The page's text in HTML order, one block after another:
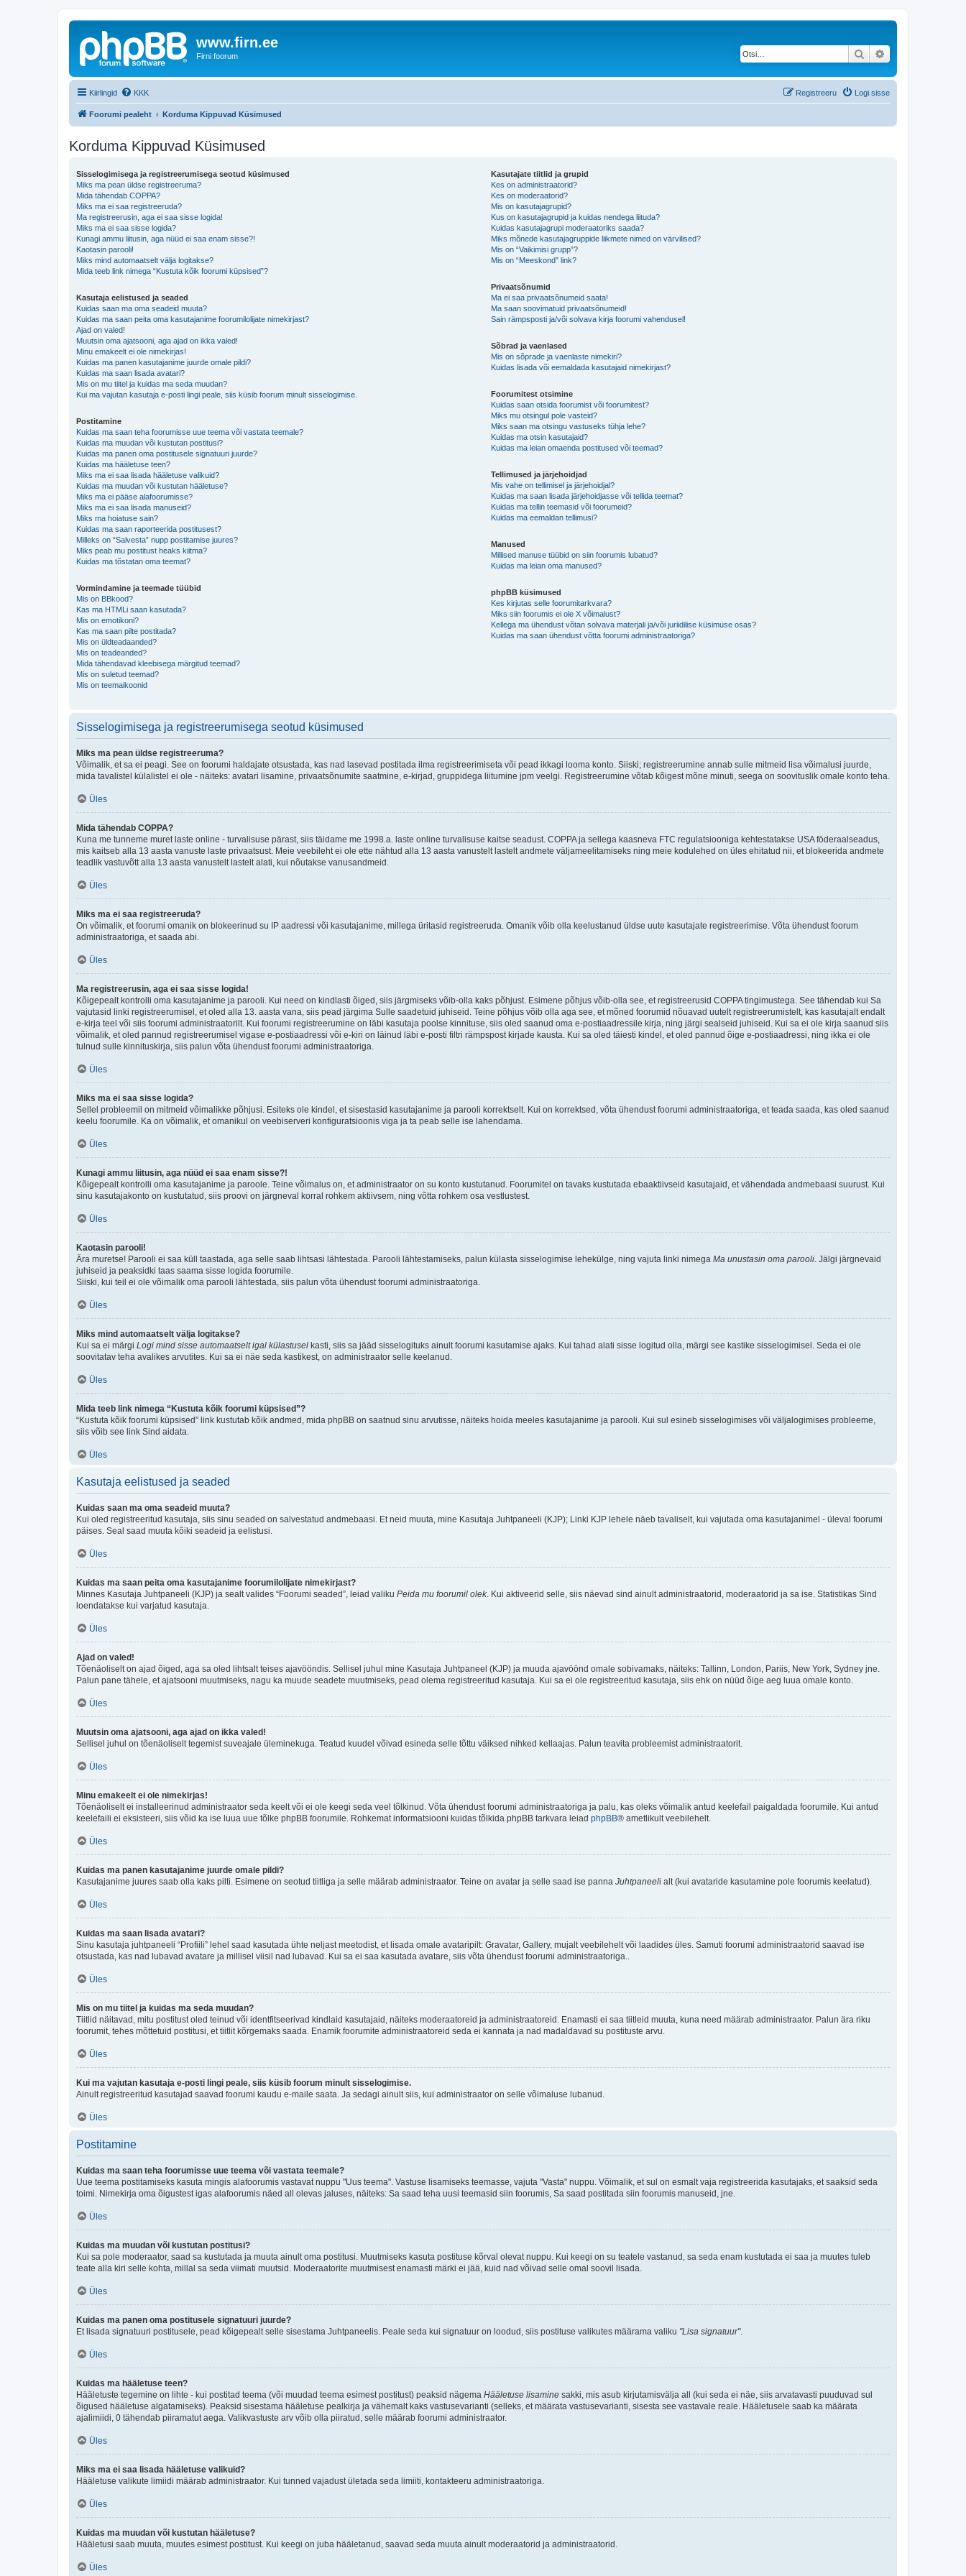
www.firn.ee
Firni foorum Otsi
Kiirlingid KKK Logi sisse
Registreeru
Foorumi pealeht Korduma Kippuvad Küsimused
Korduma Kippuvad Küsimused
Sisselogimisega ja registreerumisega seotud küsimused
Miks ma pean üldse registreeruma?
Mida tähendab COPPA?
Miks ma ei saa registreeruda?
Ma registreerusin, aga ei saa sisse logida!
Miks ma ei saa sisse logida?
Kunagi ammu liitusin, aga nüüd ei saa enam sisse?!
Kaotasin parooli!
Miks mind automaatselt välja logitakse?
Mida teeb link nimega “Kustuta kõik foorumi küpsised”?
Kasutaja eelistused ja seaded
Kuidas saan ma oma seadeid muuta?
Kuidas ma saan peita oma kasutajanime foorumilolijate nimekirjast?
Ajad on valed!
Muutsin oma ajatsooni, aga ajad on ikka valed!
Minu emakeelt ei ole nimekirjas!
Kuidas ma panen kasutajanime juurde omale pildi?
Kuidas ma saan lisada avatari?
Mis on mu tiitel ja kuidas ma seda muudan?
Kui ma vajutan kasutaja e-posti lingi peale, siis küsib foorum minult sisselogimise.
Postitamine
Kuidas ma saan teha foorumisse uue teema või vastata teemale?
Kuidas ma muudan või kustutan postitusi?
Kuidas ma panen oma postitusele signatuuri juurde?
Kuidas ma hääletuse teen?
Miks ma ei saa lisada hääletuse valikuid?
Kuidas ma muudan või kustutan hääletuse?
Miks ma ei pääse alafoorumisse?
Miks ma ei saa lisada manuseid?
Miks ma hoiatuse sain?
Kuidas ma saan raporteerida postitusest?
Milleks on “Salvesta” nupp postitamise juures?
Miks peab mu postitust heaks kiitma?
Kuidas ma tõstatan oma teemat?
Vormindamine ja teemade tüübid
Mis on BBkood?
Kas ma HTMLi saan kasutada?
Mis on emotikoni?
Kas ma saan pilte postitada?
Mis on üldteadaanded?
Mis on teadeanded?
Mida tähendavad kleebisega märgitud teemad?
Mis on suletud teemad?
Mis on teemaikoonid
Kasutajate tiitlid ja grupid
Kes on administraatorid?
Kes on moderaatorid?
Mis on kasutajagrupid?
Kus on kasutajagrupid ja kuidas nendega liituda?
Kuidas kasutajagrupi moderaatoriks saada?
Miks mõnede kasutajagruppide liikmete nimed on värvilised?
Mis on “Vaikimisi grupp”?
Mis on “Meeskond” link?
Privaatsõnumid
Ma ei saa privaatsõnumeid saata!
Ma saan soovimatuid privaatsõnumeid!
Sain rämpsposti ja/või solvava kirja foorumi vahendusel!
Sõbrad ja vaenlased
Mis on sõprade ja vaenlaste nimekiri?
Kuidas lisada või eemaldada kasutajaid nimekirjast?
Foorumitest otsimine
Kuidas saan otsida foorumist või foorumitest?
Miks mu otsingul pole vasteid?
Miks saan ma otsingu vastuseks tühja lehe?
Kuidas ma otsin kasutajaid?
Kuidas ma leian omaenda postitused või teemad?
Tellimused ja järjehoidjad
Mis vahe on tellimisel ja järjehoidjal?
Kuidas ma saan lisada järjehoidjasse või tellida teemat?
Kuidas ma tellin teemasid või foorumeid?
Kuidas ma eemaldan tellimusi?
Manused
Millised manuse tüübid on siin foorumis lubatud?
Kuidas ma leian oma manused?
phpBB küsimused
Kes kirjutas selle foorumitarkvara?
Miks siin foorumis ei ole X võimalust?
Kellega ma ühendust võtan solvava materjali ja/või juriidilise küsimuse osas?
Kuidas ma saan ühendust võtta foorumi administraatoriga?
Sisselogimisega ja registreerumisega seotud küsimused
Miks ma pean üldse registreeruma?
Võimalik, et sa ei peagi. See on foorumi haldajate otsustada, kas nad lasevad postitada ilma registreerimiseta või pead ikkagi looma konto. Siiski; registreerumine annab sulle mitmeid lisa võimalusi juurde,
mida tavalistel külalistel ei ole - näiteks: avatari lisamine, privaatsõnumite saatmine, e-kirjad, gruppidega liitumine jpm veelgi. Registreerumine võtab kõigest mõne minuti, seega on soovituslik omale konto teha.
Üles
Mida tähendab COPPA?
Kuna me tunneme muret laste online - turvalisuse pärast, siis täidame me 1998.a. laste online turvalisuse kaitse seadust. COPPA ja sellega kaasneva FTC regulatsiooniga kehtestatakse USA föderaalseadus,
mis kaitseb alla 13 aasta vanuste laste privaatsust. Meie veebileht ei ole ette nähtud alla 13 aasta vanustelt lastelt andmete väljameelitamiseks ning meie kodulehed on üles ehitatud nii, et blokeerida andmete
teadlik vastuvõtt alla 13 aasta vanustelt lastelt alati, kui nõutakse vanusandmeid.
Üles
Miks ma ei saa registreeruda?
On võimalik, et foorumi omanik on blokeerinud su IP aadressi või kasutajanime, millega üritasid registreeruda. Omanik võib olla keelustanud üldse uute kasutajate registreerimise. Võta ühendust foorum
administraatoriga, et saada abi.
Üles
Ma registreerusin, aga ei saa sisse logida!
Kõigepealt kontrolli oma kasutajanime ja parooli. Kui need on kindlasti õiged, siis järgmiseks võib-olla kaks põhjust. Esimene põhjus võib-olla see, et registreerusid COPPA tingimustega. See tähendab kui Sa
vajutasid linki registreerumisel, et oled alla 13. aasta vana, siis pead järgima Sulle saadetuid juhiseid. Teine põhjus võib olla aga see, et mõned foorumid nõuavad uutelt registreerumistelt, kas kasutajalt endalt
e-kirja teel või siis foorumi administraatorilt. Kui foorumi registreerumine on läbi kasutaja poolse kinnituse, siis oled saanud oma e-postiaadressile kirja, ning järgi sealseid juhiseid. Kui sa ei ole kirja saanud siis
võimalik, et oled pannud registreerumisel vigase e-postiaadressi või e-kiri on läinud läbi e-posti filtri rämpspost kirjade kausta. Kui sa oled täiesti kindel, et oled pannud õige e-postiaadressi, ning ikka ei ole
tulnud sulle kinnituskirja, siis palun võta ühendust foorumi administraatoriga.
Üles
Miks ma ei saa sisse logida?
Sellel probleemil on mitmeid võimalikke põhjusi. Esiteks ole kindel, et sisestasid kasutajanime ja parooli korrektselt. Kui on korrektsed, võta ühendust foorumi administraatoriga, et teada saada, kas oled saanud
keelu foorumile. Ka on võimalik, et omanikul on veebiserveri konfiguratsioonis viga ja ta peab selle ise lahendama.
Üles
Kunagi ammu liitusin, aga nüüd ei saa enam sisse?!
Kõigepealt kontrolli oma kasutajanime ja paroole. Teine võimalus on, et administraator on su konto kustutanud. Foorumitel on tavaks kustutada ebaaktiivseid kasutajaid, et vähendada andmebaasi suurust. Kui
sinu kasutajakonto on kustutatud, siis proovi on järgneval korral rohkem aktiivsem, ning võtta rohkem osa vestlustest.
Üles
Kaotasin parooli!
Ära muretse! Parooli ei saa küll taastada, aga selle saab lihtsasi lähtestada. Parooli lähtestamiseks, palun külasta sisselogimise lehekülge, ning vajuta linki nimega Ma unustasin oma parooli . Jälgi järgnevaid
juhiseid ja peaksidki taas saama sisse logida foorumile.
Siiski, kui teil ei ole võimalik oma parooli lähtestada, siis palun võta ühendust foorumi administraatoriga.
Üles
Miks mind automaatselt välja logitakse?
Kui sa ei märgi Logi mind sisse automaatselt igal külastusel kasti, siis sa jääd sisselogituks ainult foorumi kasutamise ajaks. Kui tahad alati sisse logitud olla, märgi see kastike sisselogimisel. Seda ei ole
soovitatav teha avalikes arvutites. Kui sa ei näe seda kastikest, on administraator selle keelanud.
Üles
Mida teeb link nimega “Kustuta kõik foorumi küpsised”?
“Kustuta kõik foorumi küpsised” link kustutab kõik andmed, mida phpBB on saatnud sinu arvutisse, näiteks hoida meeles kasutajanime ja parooli. Kui sul esineb sisselogimises või väljalogimises probleeme,
siis võib see link Sind aidata.
Üles
Kasutaja eelistused ja seaded
Kuidas saan ma oma seadeid muuta?
Kui oled registreeritud kasutaja, siis sinu seaded on salvestatud andmebaasi. Et neid muuta, mine Kasutaja Juhtpaneeli (KJP); Linki KJP lehele näeb tavaliselt, kui vajutada oma kasutajanimel - üleval foorumi
päises. Seal saad muuta kõiki seadeid ja eelistusi.
Üles
Kuidas ma saan peita oma kasutajanime foorumilolijate nimekirjast?
Minnes Kasutaja Juhtpaneeli (KJP) ja sealt valides “Foorumi seaded”, leiad valiku Peida mu foorumil olek. Kui aktiveerid selle, siis näevad sind ainult administraatorid, moderaatorid ja sa ise. Statistikas Sind
loendatakse kui varjatud kasutaja.
Üles
Ajad on valed!
Tõenäoliselt on ajad õiged, aga sa oled lihtsalt teises ajavööndis. Sellisel juhul mine Kasutaja Juhtpaneel (KJP) ja muuda ajavöönd omale sobivamaks, näiteks: Tallinn, London, Pariis, New York, Sydney jne.
Palun pane tähele, et ajatsooni muutmiseks, nagu ka muude seadete muutmiseks, pead olema registreeritud kasutaja. Kui sa ei ole registreeritud kasutaja, siis ehk on nüüd õige aeg luua omale konto.
Üles
Muutsin oma ajatsooni, aga ajad on ikka valed!
Sellisel juhul on tõenäoliselt tegemist suveajale üleminekuga. Teatud kuudel võivad esineda selle tõttu väiksed nihked kellaajas. Palun teavita probleemist administraatorit.
Üles
Minu emakeelt ei ole nimekirjas!
Tõenäoliselt ei installeerinud administraator seda keelt või ei ole keegi seda veel tõlkinud. Võta ühendust foorumi administraatoriga ja palu, kas oleks võimalik antud keelefail paigaldada foorumile. Kui antud
keelefaili ei eksisteeri, siis võid ka ise luua uue tõlke phpBB foorumile. Rohkemat informatsiooni kuidas tõlkida phpBB tarkvara leiad phpBB® ametlikult veebilehelt.
Üles
Kuidas ma panen kasutajanime juurde omale pildi?
Kasutajanime juures saab olla kaks pilti. Esimene on seotud tiitliga ja selle määrab administraator. Teine on avatar ja selle saad ise panna Juhtpaneeli alt (kui avataride kasutamine pole foorumis keelatud).
Üles
Kuidas ma saan lisada avatari?
Sinu kasutaja juhtpaneeli “Profiili” lehel saad kasutada ühte neljast meetodist, et lisada omale avataripilt: Gravatar, Gallery, mujalt veebilehelt või laadides üles. Samuti foorumi administraatorid saavad ise
otsustada, kas nad lubavad avatare ja millisel viisil nad lubavad. Kui sa ei saa kasutada avatare, siis võta ühendust foorumi administraatoriga..
Üles
Mis on mu tiitel ja kuidas ma seda muudan?
Tiitlid näitavad, mitu postitust oled teinud või identfitseerivad kindlaid kasutajaid, näiteks moderaatoreid ja administraatoreid. Enamasti ei saa tiitleid muuta, kuna need määrab administraator. Palun ära riku
foorumit, tehes mõttetuid postitusi, et tiitlit kõrgemaks saada. Enamik foorumite administraatoreid seda ei kannata ja nad madaldavad su postituste arvu.
Üles
Kui ma vajutan kasutaja e-posti lingi peale, siis küsib foorum minult sisselogimise.
Ainult registreeritud kasutajad saavad foorumi kaudu e-maile saata. Ja sedagi ainult siis, kui administraator on selle võimaluse lubanud.
Üles
Postitamine
Kuidas ma saan teha foorumisse uue teema või vastata teemale?
Uue teema postitamiseks kasuta mingis alafoorumis vastavat nuppu "Uus teema". Vastuse lisamiseks teemasse, vajuta "Vasta" nuppu. Võimalik, et sul on esmalt vaja registreerida kasutajaks, et saaksid seda
toimi. Nimekirja oma õigustest igas alafoorumis näed all olevas jaluses, näiteks: Sa saad teha uusi teemasid siin foorumis, Sa saad postitada siin foorumis manuseid, jne.
Üles
Kuidas ma muudan või kustutan postitusi?
Kui sa pole moderaator, saad sa kustutada ja muuta ainult oma postitusi. Muutmiseks kasuta postituse kõrval olevat nuppu. Kui keegi on su teatele vastanud, sa seda enam kustutada ei saa ja muutes tuleb
teate alla kiri selle kohta, millal sa seda viimati muutsid. Moderaatorite muutmisest enamasti märki ei jää, kuid nad võivad selle omal soovil lisada.
Üles
Kuidas ma panen oma postitusele signatuuri juurde?
Et lisada signatuuri postitusele, pead kõigepealt selle sisestama Juhtpaneelis. Peale seda kui signatuur on loodud, siis postituse valikutes määrama valiku "Lisa signatuur".
Üles
Kuidas ma hääletuse teen?
Hääletuste tegemine on lihte - kui postitad teema (või muudad teema esimest postitust) peaksid nägema Hääletuse lisamine sakki, mis asub kirjutamisvälja all (kui seda ei näe, siis arvatavasti puuduvad sul
õigused hääletuse algatamiseks). Peaksid sisestama hääletuse pealkirja ja vähemalt kaks vastusevarianti (selleks, et määrata vastusevarianti, sisesta see vastavale reale. Hääletusele saab ka määrata
ajalimiidi, 0 tähendab piiramatut aega. Valikvastuste arv võib olla piiratud, selle määrab foorumi administraator.
Üles
Miks ma ei saa lisada hääletuse valikuid?
Hääletuse valikute limiidi määrab administraator. Kui tunned vajadust ületada seda limiiti, kontakteeru administraatoriga.
Üles
Kuidas ma muudan või kustutan hääletuse?
Hääletusi saab muuta, muutes esimest postitust. Kui keegi on juba hääletanud, saavad seda muuta ainult moderaatorid ja administraatorid.
Üles